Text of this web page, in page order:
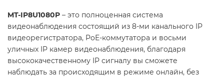
MT-IP8U1080P – это полноценная система
видеонаблюдения состоящий из 8-ми канального IP
видеорегистратора, PoE-коммутатора и восьми
уличных IP камер видеонаблюдения, благодаря
высококачественному IP сигналу вы сможете
наблюдать за происходящим в режиме онлайн, без